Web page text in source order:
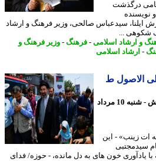
درگذشت
سیدعباس صالحی، وزیر فرهنگ و ارشاد
...
ارشاد اسلامی-فرهنگ -وزیر فرهنگ و
ارشاد اسلامی
ط
7 روز پیش - شنبه 10 مرداد
- این
خون های به دل مانده، - حوزه/ فدای